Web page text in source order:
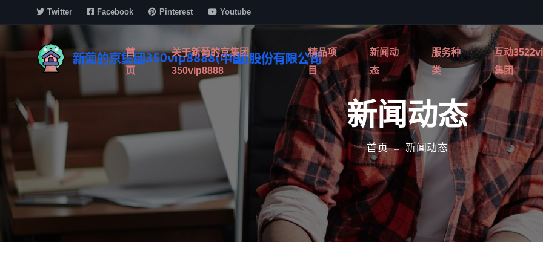
Twitter Facebook Pinterest Youtube
首
页
关于新葡的京集团
350vip8888
精品项
目
新闻动
态
服务种
类
互动
集团
新闻动态
首页 新闻动态